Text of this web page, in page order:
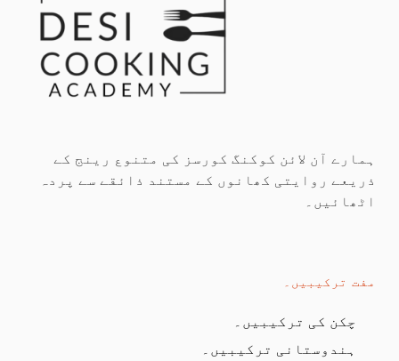
ہمارے آن لائن کوکنگ کورسز کی متنوع رینج کے
ذریعے روایتی کھانوں کے مستند ذائقے سے پردہ
اٹھائیں۔
مفت ترکیبیں۔
چکن کی ترکیبیں۔
ہندوستانی ترکیبیں۔